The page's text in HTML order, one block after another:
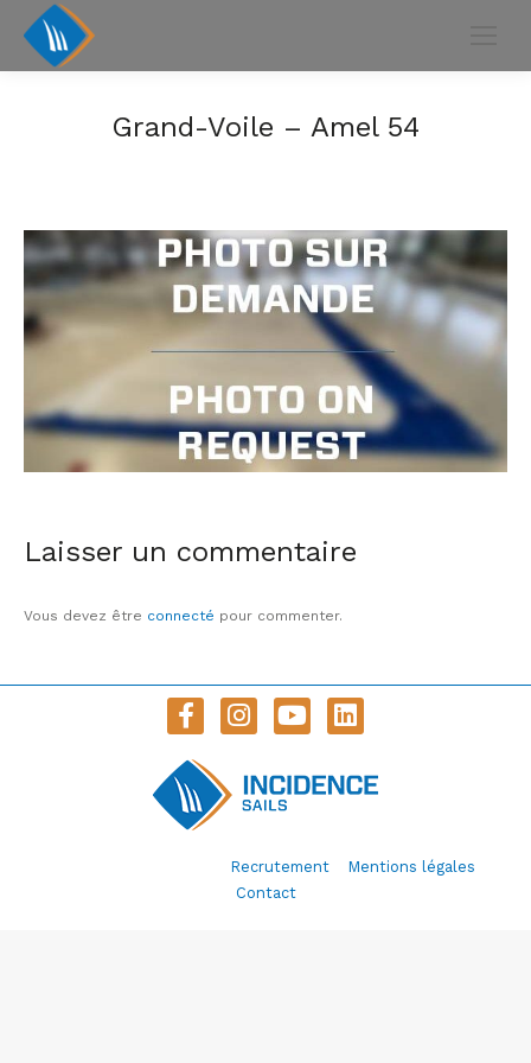
Grand-Voile – Amel 54
Laisser un commentaire
Vous devez être connecté pour commenter.
Recrutement Mentions légales
Contact